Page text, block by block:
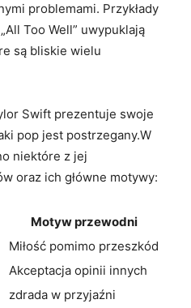
problemami. Przykłady
‌Too​ Well”​ uwypuklają
są bliskie wielu
Swift prezentuje swoje‍
⁢pop jest postrzegany.W
niektóre z jej
oraz ​ich główne motywy:
Motyw przewodni
Miłość pomimo przeszkód
Akceptacja opinii ⁢innych
zdrada w⁤ przyjaźni